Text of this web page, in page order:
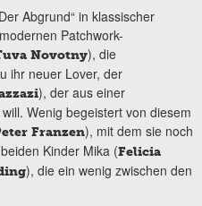
Abgrund“ in klassischer
Patchwork-
Novotny), die
ihr neuer Lover, der
), der aus einer
Wenig begeistert von diesem
Franzen), mit dem sie noch
Kinder Mika (Felicia
), die ein wenig zwischen den